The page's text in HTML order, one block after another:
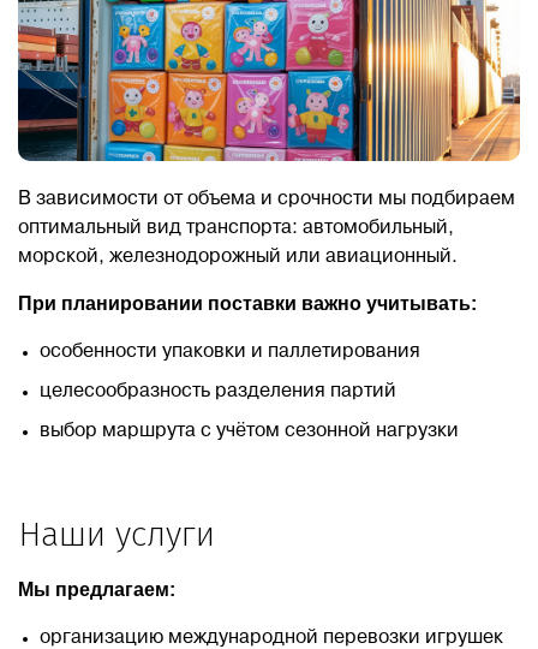
В зависимости от объема и срочности мы подбираем
оптимальный вид транспорта: автомобильный,
морской, железнодорожный или авиационный.
При планировании поставки важно учитывать:
особенности упаковки и паллетирования
целесообразность разделения партий
выбор маршрута с учётом сезонной нагрузки
Наши услуги
Мы предлагаем:
организацию международной перевозки игрушек